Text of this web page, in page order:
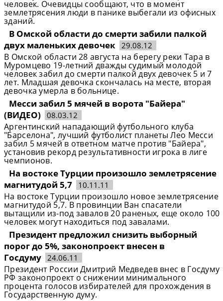
человек. Очевидцы сообщают, что в момент
землетрясения люди в панике выбегали из офисных
зданий.
В Омской области до смерти забили палкой
двух маленьких девочек 29.08.12
В Омской области 28 августа на берегу реки Тара в
Муромцево 19-летний дважды судимый молодой
человек забил до смерти палкой двух девочек 5 и 7
лет. Младшая девочка скончалась на месте, вторая
девочка умерла в больнице.
Месси забил 5 мячей в ворота "Байера"
(ВИДЕО)
08.03.12
Аргентинский нападающий футбольного клуба
"Барселона", лучший футболист планеты Лео Месси
забил 5 мячей в ответном матче против "Байера",
установив рекорд результативности игрока в лиге
чемпионов.
На востоке Турции произошло землетрясение
магнитудой 5,7
10.11.11
На востоке Турции произошло новое землетрясение
магнитудой 5,7. В провинции Ван спасатели
вытащили из-под завалов 20 раненых, еще около 100
человек могут находиться под завалами.
Президент предложил снизить выборный
порог до 5%, законопроект внесен в
Госдуму 24.06.11
Президент России Дмитрий Медведев внес в Госдуму
РФ законопроект о снижении минимального
процента голосов избирателей для прохождения в
Государственную думу.